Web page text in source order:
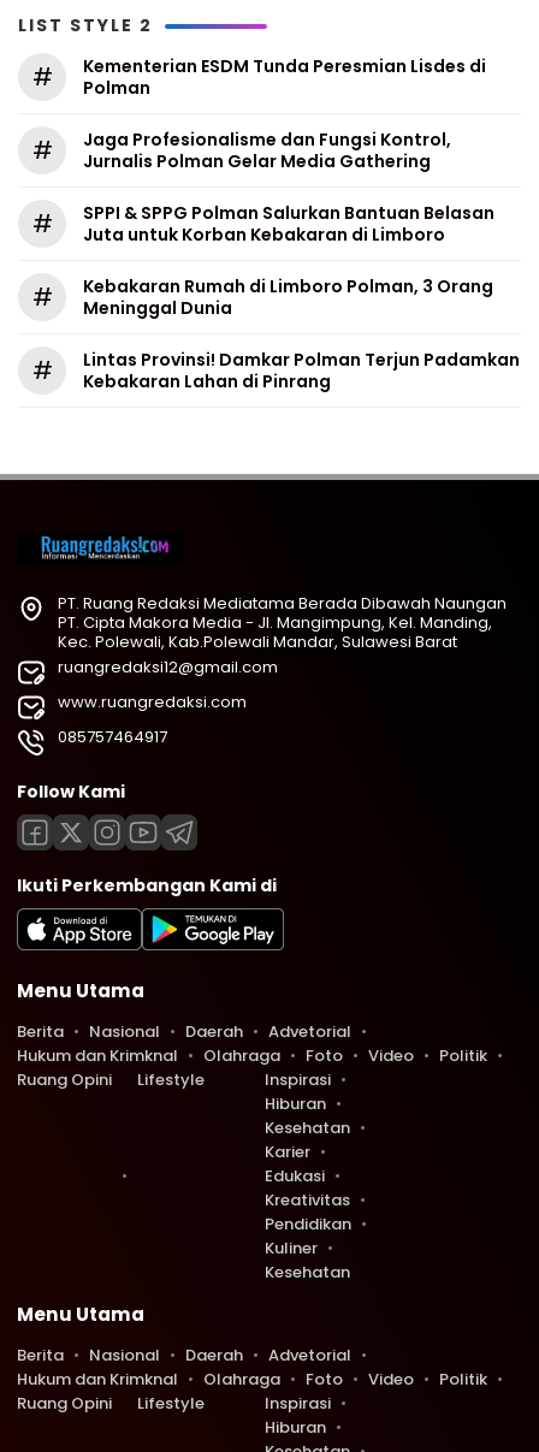
LIST STYLE 2
#
Kementerian ESDM Tunda Peresmian Lisdes di
Polman
#
Jaga Profesionalisme dan Fungsi Kontrol,
Jurnalis Polman Gelar Media Gathering
#
SPPI & SPPG Polman Salurkan Bantuan Belasan
Juta untuk Korban Kebakaran di Limboro
#
Kebakaran Rumah di Limboro Polman, 3 Orang
Meninggal Dunia
#
Lintas Provinsi! Damkar Polman Terjun Padamkan
Kebakaran Lahan di Pinrang
PT. Ruang Redaksi Mediatama Berada Dibawah Naungan
PT. Cipta Makora Media - Jl. Mangimpung, Kel. Manding,
Kec. Polewali, Kab.Polewali Mandar, Sulawesi Barat
ruangredaksi12@gmail.com
www.ruangredaksi.com
085757464917
Follow Kami
Ikuti Perkembangan Kami di
Menu Utama
Berita Nasional Daerah
Advetorial
Hukum dan Krimknal
Olahraga Foto Video
Politik
Ruang Opini
Lifestyle
Inspirasi
Hiburan
Kesehatan
Karier
Edukasi
Kreativitas
Pendidikan
Kuliner
Kesehatan
Menu Utama
Berita Nasional Daerah
Advetorial
Hukum dan Krimknal
Olahraga Foto Video
Politik
Ruang Opini
Lifestyle
Inspirasi
Hiburan